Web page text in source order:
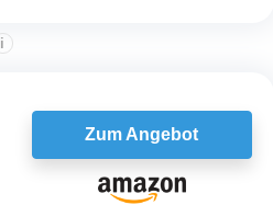
i
Zum Angebot